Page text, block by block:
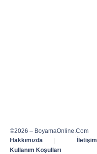
©2026 – BoyamaOnline.Com
Hakkımızda
| İletişim
Kullanım Koşulları